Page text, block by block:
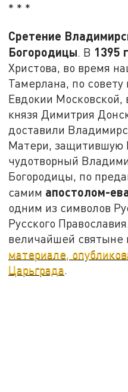
* * *
Сретение
Богородицы. В 1395
Христова, во время
Тамерлана, по совету
Евдокии Московской,
князя Димитрия
доставили
Матери, защитившую
чудотворный
Богородицы, по
самим апостолом-
одним из символов
Русского
величайшей святыне
материале,
Царьграда.